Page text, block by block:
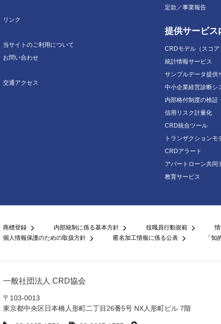
リンク
当サイトのご利用について
お問い合わせ
交通アクセス
定款／事業報告
提供サービス
CRDモデル（スコ
統計情報サービス
サンプルデータ提供
中小企業経営診断シ
内部格付制度の検証
信用リスク計量化
CRD統合ツール
トランザクションモ
CRDアラート
アパートローン共同
教育サービス
商標登録 内部統制に係る基本方針 役職員行動規範
個人情報保護のための取扱方針
匿名加工情報に係る公表 「
一般社団法人 CRD協会
〒103-0013
東京都中央区日本橋人形町二丁目26番5号 NX人形町ビル 7階